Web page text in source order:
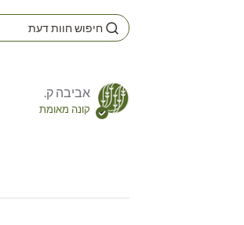
אביבה ק.
קונה מאומת